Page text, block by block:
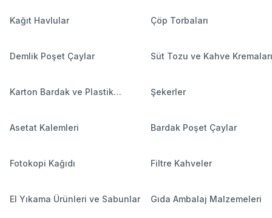
Kağıt Havlular Çöp Torbaları
Demlik Poşet Çaylar Süt Tozu ve Kahve Kremaları
Karton Bardak ve Plastik
Şekerler
Asetat Kalemleri Bardak Poşet Çaylar
Fotokopi Kağıdı Filtre Kahveler
El Yıkama Ürünleri ve Sabunlar Gıda Ambalaj Malzemeleri